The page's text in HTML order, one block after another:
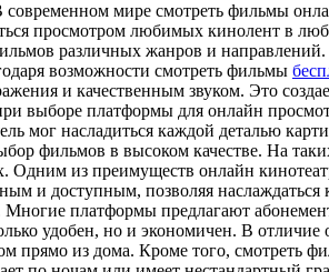
мире смотреть фильмы
просмотром любимых кинолент в
различных жанров и
возможности смотреть фильмы
и качественным звуком. Это
выборе платформы для онлайн
мог насладиться каждой деталью
фильмов в высоком качестве. На
Одним из преимуществ онлайн
и доступным, позволяя
платформы предлагают
удобен, но и экономичен. В отличие
прямо из дома. Кроме того, смотреть